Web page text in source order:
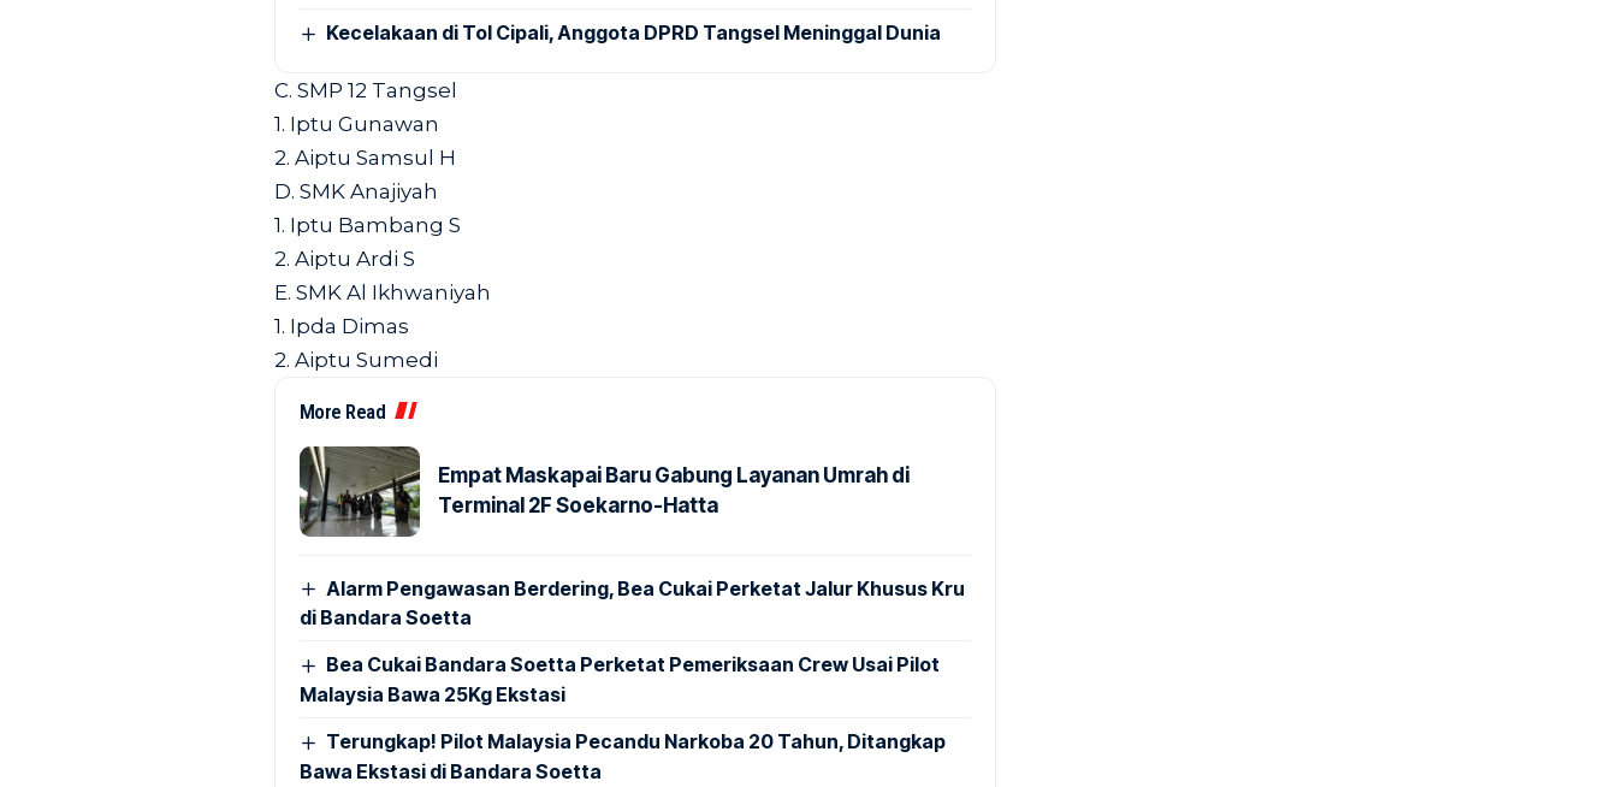
Kecelakaan di Tol Cipali, Anggota DPRD Tangsel Meninggal Dunia
C. SMP 12 Tangsel
1. Iptu Gunawan
2. Aiptu Samsul H
D. SMK Anajiyah
1. Iptu Bambang S
2. Aiptu Ardi S
E. SMK Al Ikhwaniyah
1. Ipda Dimas
2. Aiptu Sumedi
More Read
Empat Maskapai Baru Gabung Layanan Umrah di
Terminal 2F Soekarno-Hatta
Alarm Pengawasan Berdering, Bea Cukai Perketat Jalur Khusus Kru
di Bandara Soetta
Bea Cukai Bandara Soetta Perketat Pemeriksaan Crew Usai Pilot
Malaysia Bawa 25Kg Ekstasi
Terungkap! Pilot Malaysia Pecandu Narkoba 20 Tahun, Ditangkap
Bawa Ekstasi di Bandara Soetta